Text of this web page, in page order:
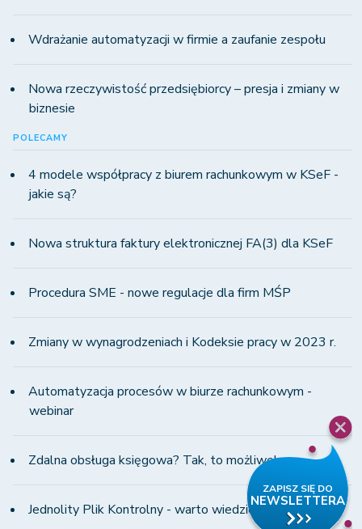
Wdrażanie automatyzacji w firmie a zaufanie zespołu
Nowa rzeczywistość przedsiębiorcy – presja i zmiany w
biznesie
POLECAMY
4 modele współpracy z biurem rachunkowym w KSeF -
jakie są?
Nowa struktura faktury elektronicznej FA(3) dla KSeF
Procedura SME - nowe regulacje dla firm MŚP
Zmiany w wynagrodzeniach i Kodeksie pracy w 2023 r.
Automatyzacja procesów w biurze rachunkowym -
webinar
Zdalna obsługa księgowa? Tak, to możliwe!
Jednolity Plik Kontrolny - warto wiedzieć!